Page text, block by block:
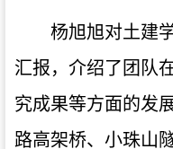
杨旭旭对土建
汇报，介绍了团队
究成果等方面的发
路高架桥、小珠山